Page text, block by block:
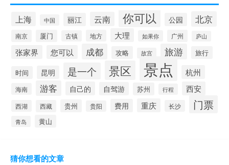
上海 中国 丽江 云南 你可以 公园 北京
南京 厦门 古镇 地方 大理 如果你 广州 庐山
张家界 您可以 成都 攻略 故宫 旅游 旅行
时间 昆明 是一个 景区 景点 杭州
海南 游客 自己的 自驾游 苏州 行程 西安
西湖 西藏 贵州 贵阳 费用 重庆 长沙 门票
青岛 黄山
猜你想看的文章